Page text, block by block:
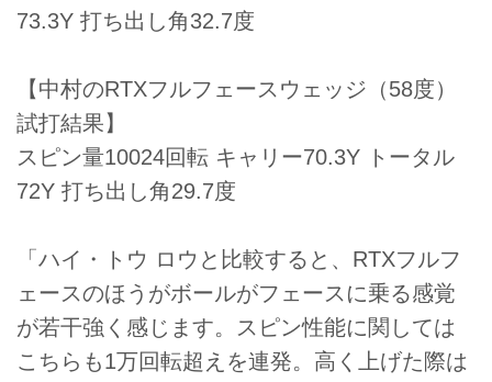
73.3Y 打ち出し角32.7度
【中村のRTXフルフェースウェッジ（58度）
試打結果】
スピン量10024回転 キャリー70.3Y トータル
72Y 打ち出し角29.7度
「ハイ・トウ ロウと比較すると、RTXフルフ
ェースのほうがボールがフェースに乗る感覚
が若干強く感じます。スピン性能に関しては
こちらも1万回転超えを連発。高く上げた際は